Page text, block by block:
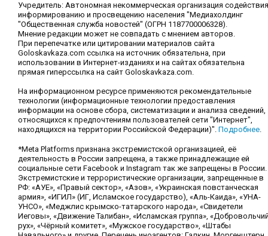
Учредитель: Автономная некоммерческая организация содействия
информированию и просвещению населения "Медиахолдинг
"Общественная служба новостей" (ОГРН 1187700006328).
Мнение редакции может не совпадать с мнением авторов.
При перепечатке или цитировании материалов сайта
Goloskavkaza.com ссылка на источник обязательна, при
использовании в Интернет-изданиях и на сайтах обязательна
прямая гиперссылка на сайт Goloskavkaza.com.
На информационном ресурсе применяются рекомендательные
технологии (информационные технологии предоставления
информации на основе сбора, систематизации и анализа сведений,
относящихся к предпочтениям пользователей сети "Интернет",
находящихся на территории Российской Федерации)". Подробнее.
*Meta Platforms признана экстремистской организацией, её
деятельность в России запрещена, а также принадлежащие ей
социальные сети Facebook и Instagram так же запрещены в России.
Экстремистские и террористические организации, запрещенные в
РФ: «АУЕ», «Правый сектор», «Азов», «Украинская повстанческая
армия», «ИГИЛ» (ИГ, Исламское государство), «Аль-Каида», «УНА-
УНСО», «Меджлис крымско-татарского народа», «Свидетели
Иеговы», «Движение Талибан», «Исламская группа»,
рух», «Чёрный комитет», «Мужское государство», «Штабы